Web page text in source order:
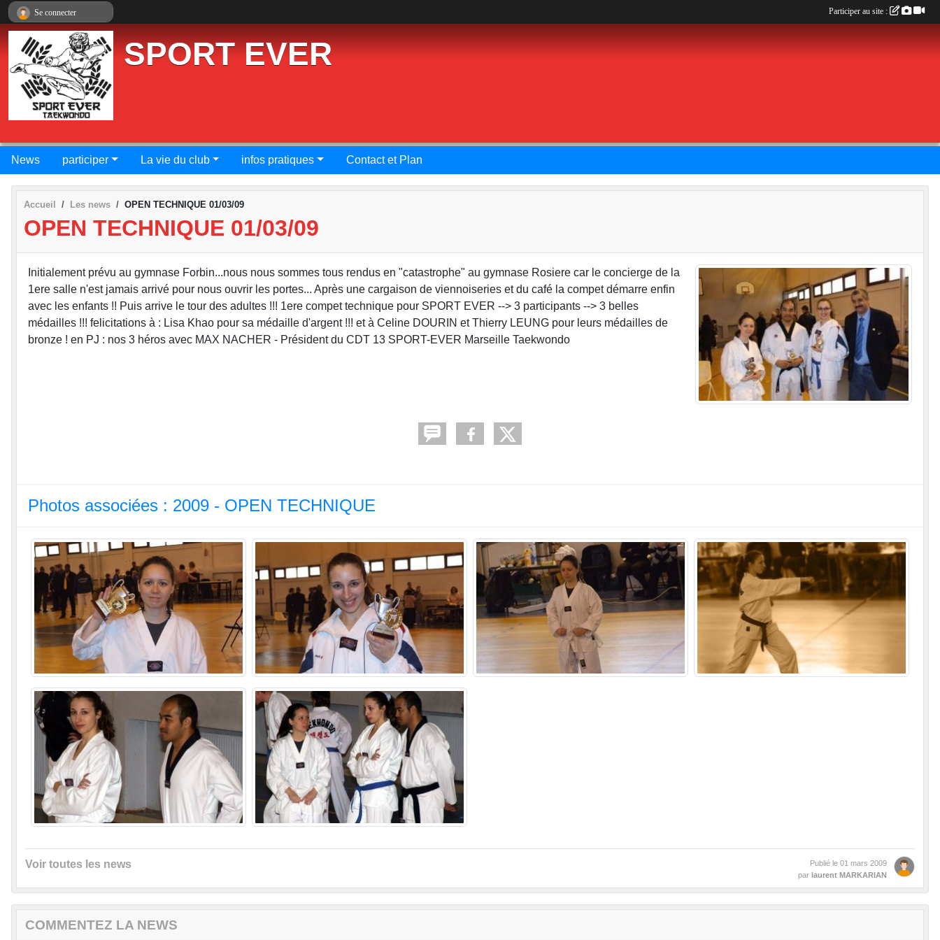
SPORT EVER
News participer La vie du club infos pratiques Contact et Plan
Accueil Les news OPEN TECHNIQUE 01/03/09
OPEN TECHNIQUE 01/03/09
Initialement prévu au gymnase Forbin...nous nous sommes tous rendus en "catastrophe" au gymnase Rosiere car le concierge de la
1ere salle n'est jamais arrivé pour nous ouvrir les portes... Après une cargaison de viennoiseries et du café la compet démarre enfin
avec les enfants !! Puis arrive le tour des adultes !!! 1ere compet technique pour SPORT EVER --> 3 participants --> 3 belles
médailles !!! felicitations à : Lisa Khao pour sa médaille d'argent !!! et à Celine DOURIN et Thierry LEUNG pour leurs médailles de
bronze ! en PJ : nos 3 héros avec MAX NACHER - Président du CDT 13 SPORT-EVER Marseille Taekwondo
Photos associées : 2009 - OPEN TECHNIQUE
Voir toutes les news Publié le 01 mars 2009
par laurent MARKARIAN
COMMENTEZ LA NEWS
Se connecter Participer au site :
Panneau de gestion des cookies